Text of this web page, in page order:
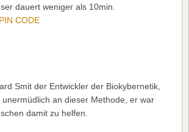
dauert weniger als 10min.
CODE
Smit der Entwickler der Biokybernetik,
an dieser Methode, er war
damit zu helfen.